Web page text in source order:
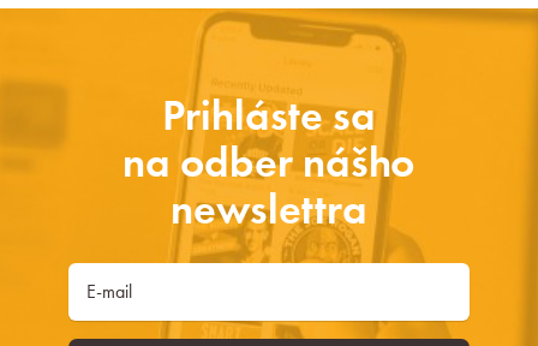
Prihláste sa
na odber nášho
newslettra